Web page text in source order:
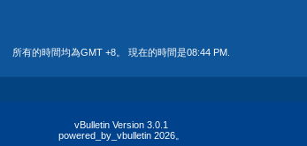
所有的時間均為GMT +8。 現在的時間是08:44 PM
vBulletin Version 3.0.1
powered_by_vbulletin 2026。